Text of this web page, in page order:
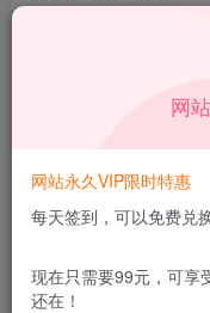
全网最详细全流程快
此内容为付费资源，请
￥
DS中级会员
网
网站永久VIP限时特惠
每天签到，可以免费兑
现在只需要99元，可享
还在！